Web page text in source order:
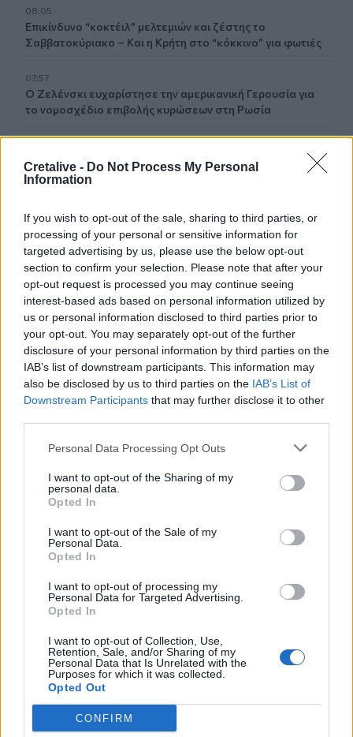
Cretalive - Do Not Process My Personal
Information
If you wish to opt-out of the sale, sharing to third parties, or
processing of your personal or sensitive information for
targeted advertising by us, please use the below opt-out
section to confirm your selection. Please note that after your
opt-out request is processed you may continue seeing
interest-based ads based on personal information utilized by
us or personal information disclosed to third parties prior to
your opt-out. You may separately opt-out of the further
disclosure of your personal information by third parties on the
IAB’s list of downstream participants. This information may
also be disclosed by us to third parties on the IAB’s List of
Downstream Participants that may further disclose it to other
Personal Data Processing Opt Outs
I want to opt-out of the Sharing of my
personal data.
Opted In
I want to opt-out of the Sale of my
Personal Data.
Opted In
I want to opt-out of processing my
Personal Data for Targeted Advertising.
Opted In
I want to opt-out of Collection, Use,
Retention, Sale, and/or Sharing of my
Personal Data that Is Unrelated with the
Purposes for which it was collected.
Opted Out
CONFIRM
08:05
Επικίνδυνο “κοκτέιλ” μελτεμιών και ζέστης το
Σαββατοκύριακο – Και η Κρήτη στο “κόκκινο” για φωτιές
07:57
Ο Ζελένσκι ευχαρίστησε την αμερικανική Γερουσία για
το νομοσχέδιο επιβολής κυρώσεων στη Ρωσία
Θεσσαλονίκη: Άγνωστοι τρύπησαν και δηλητηρίασαν
δέντρα στο κέντρο της πόλης
ΠΕΡΙΣΣΟΤΕΡΑ
ΣΧΕΤΙΚA AΡΘΡΑ
Κορυφώνεται η έξοδος των αδειούχων του Αυγούστου
ΕΛΛAΔΑ 08:41
Κορυφώνεται η έξοδος των
Κορυφώνεται η έξοδος των
αδειούχων του Αυγούστου
5G παντού, 6G στον ορίζοντα: Πού βρίσκεται η
ΕΛΛAΔΑ 08:26
5G παντού, 6G στον ορίζοντα:
5G παντού, 6G στον ορίζοντα:
Ειδικό Χωροταξικό για τον Τουρισμό: Οι νέοι κανόνες
08:18
Ειδικό Χωροταξικό για τον
Ειδικό Χωροταξικό για τον
Θεσσαλονίκη: Άγνωστοι τρύπησαν και δηλητηρίασαν
ΕΛΛAΔΑ 07:51
τρύπησαν και δηλητηρίασαν